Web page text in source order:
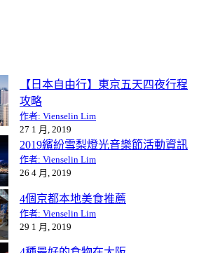
【日本自由行】東京五天四夜行程
攻略
作者: Vienselin Lim
27 1 月, 2019
2019繽紛雪梨燈光音樂節活動資訊
作者: Vienselin Lim
26 4 月, 2019
4個京都本地美食推薦
作者: Vienselin Lim
29 1 月, 2019